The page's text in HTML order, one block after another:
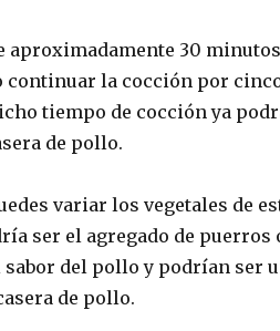
aproximadamente 30
la cocción por
tiempo de cocción ya
de pollo.
variar los vegetales de
ser el agregado de puerros
sabor del pollo y podrían ser
de pollo.